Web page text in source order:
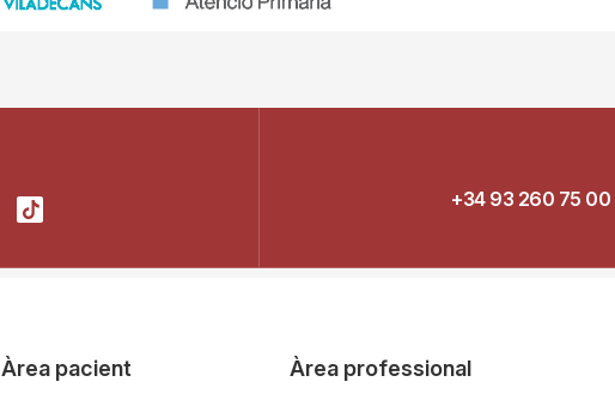
+34 93 260 75 00
Àrea pacient Àrea professional